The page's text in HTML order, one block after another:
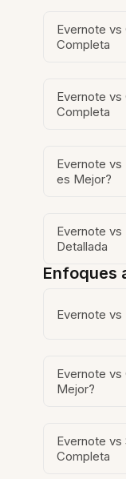
Evernote vs
Completa
Evernote vs
Completa
Evernote vs
es Mejor?
Evernote vs
Detallada
Enfoques
Evernote vs
Evernote vs
Mejor?
Evernote vs
Completa